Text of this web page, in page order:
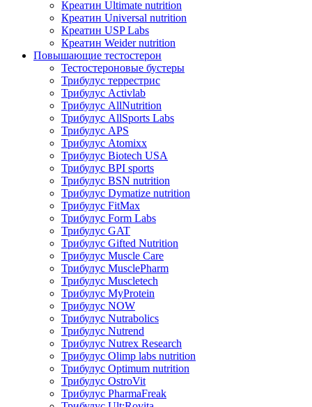
Креатин Ultimate nutrition
Креатин Universal nutrition
Креатин USP Labs
Креатин Weider nutrition
Повышающие тестостерон
Тестостероновые бустеры
Трибулус террестрис
Трибулус Activlab
Трибулус AllNutrition
Трибулус AllSports Labs
Трибулус APS
Трибулус Atomixx
Трибулус Biotech USA
Трибулус BPI sports
Трибулус BSN nutrition
Трибулус Dymatize nutrition
Трибулус FitMax
Трибулус Form Labs
Трибулус GAT
Трибулус Gifted Nutrition
Трибулус Muscle Care
Трибулус MusclePharm
Трибулус Muscletech
Трибулус MyProtein
Трибулус NOW
Трибулус Nutrabolics
Трибулус Nutrend
Трибулус Nutrex Research
Трибулус Olimp labs nutrition
Трибулус Optimum nutrition
Трибулус OstroVit
Трибулус PharmaFreak